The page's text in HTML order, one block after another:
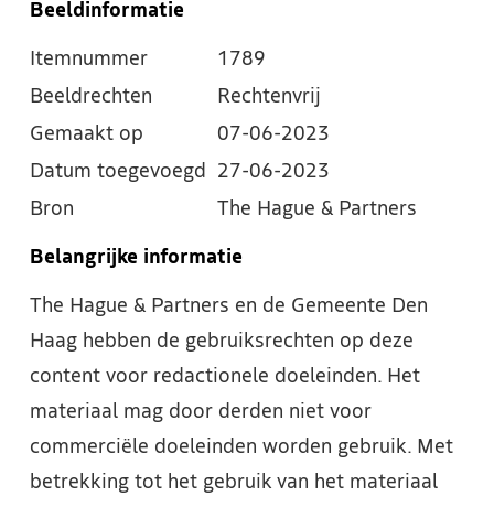
Beeldinformatie
Itemnummer
1789
Beeldrechten
Rechtenvrij
Gemaakt op
07-06-2023
Datum toegevoegd
27-06-2023
Bron
The Hague & Partners
Belangrijke informatie
The Hague & Partners en de Gemeente Den
Haag hebben de gebruiksrechten op deze
content voor redactionele doeleinden. Het
materiaal mag door derden niet voor
commerciële doeleinden worden gebruik. Met
betrekking tot het gebruik van het materiaal